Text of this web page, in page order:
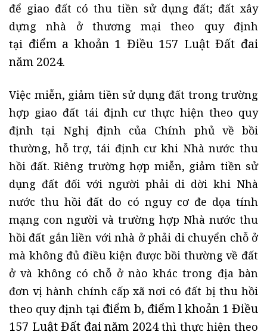
để giao đất có thu tiền sử dụng đất; đất xây
dựng nhà ở thương mại theo quy định
tại điểm a khoản 1 Điều 157 Luật Đất đai
năm 2024.
Việc miễn, giảm tiền sử dụng đất trong trường
hợp giao đất tái định cư thực hiện theo quy
định tại Nghị định của Chính phủ về bồi
thường, hỗ trợ, tái định cư khi Nhà nước thu
hồi đất. Riêng trường hợp miễn, giảm tiền sử
dụng đất đối với người phải di dời khi Nhà
nước thu hồi đất do có nguy cơ đe dọa tính
mạng con người và trường hợp Nhà nước thu
hồi đất gắn liền với nhà ở phải di chuyển chỗ ở
mà không đủ điều kiện được bồi thường về đất
ở và không có chỗ ở nào khác trong địa bàn
đơn vị hành chính cấp xã nơi có đất bị thu hồi
theo quy định tại điểm b, điểm l khoản 1 Điều
157 Luật Đất đai năm 2024thì thực hiện theo